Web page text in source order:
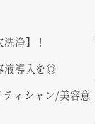
浄】！
液導入を◎
ティシャン/美容意